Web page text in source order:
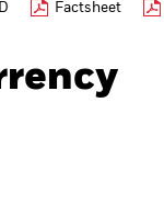
Factsheet